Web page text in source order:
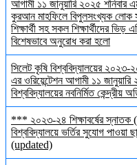
আগামী ১১ জানুয়ারি ২০২৫ শনিবার
কুরআন মাহফিলে বিপুলসংখ্যক লোক
শিক্ষার্থী সহ সকল শিক্ষার্থীদের
বিশেষভাবে অনুরোধ করা হলো
সিলেট কৃষি বিশ্ববিদ্যালয়ের ২০২৩-
এর ওরিয়েন্টেশন আগামী ১১
বিশ্ববিদ্যালয়ের নবনির্মিত কেন্দ্রীয়
*** ২০২৩-২৪ শিক্ষাবর্ষের স্নাতক
বিশ্ববিদ্যালয়ে ভর্তির সুযোগ পাওয়া
(updated)